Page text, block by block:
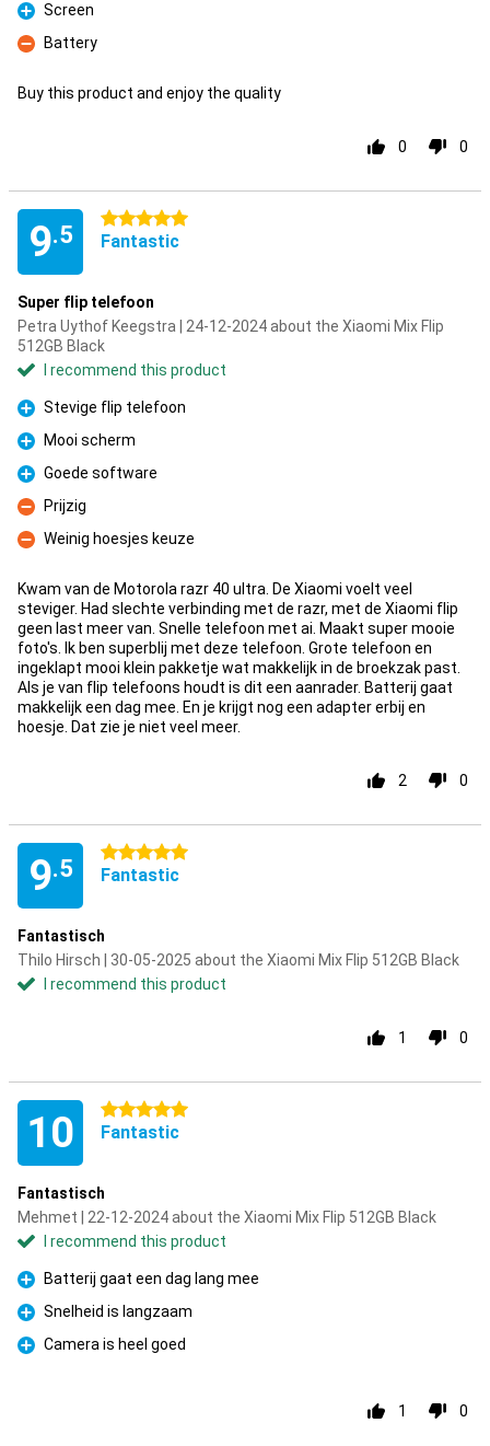
Pro
Screen
Con
Battery
Buy this product and enjoy the quality
0 0
9.5
5 stars
Fantastic
Super flip telefoon
Petra Uythof Keegstra | 24-12-2024 about the Xiaomi Mix Flip
512GB Black
I recommend this product
Pro
Stevige flip telefoon
Pro
Mooi scherm
Pro
Goede software
Con
Prijzig
Con
Weinig hoesjes keuze
Kwam van de Motorola razr 40 ultra. De Xiaomi voelt veel
steviger. Had slechte verbinding met de razr, met de Xiaomi flip
geen last meer van. Snelle telefoon met ai. Maakt super mooie
foto's. Ik ben superblij met deze telefoon. Grote telefoon en
ingeklapt mooi klein pakketje wat makkelijk in de broekzak past.
Als je van flip telefoons houdt is dit een aanrader. Batterij gaat
makkelijk een dag mee. En je krijgt nog een adapter erbij en
hoesje. Dat zie je niet veel meer.
2 0
9.5
5 stars
Fantastic
Fantastisch
Thilo Hirsch | 30-05-2025 about the Xiaomi Mix Flip 512GB Black
I recommend this product
1 0
10 5 stars
Fantastic
Fantastisch
Mehmet | 22-12-2024 about the Xiaomi Mix Flip 512GB Black
I recommend this product
Pro
Batterij gaat een dag lang mee
Pro
Snelheid is langzaam
Pro
Camera is heel goed
1 0